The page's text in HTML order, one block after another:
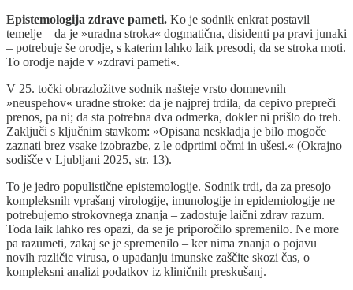
Epistemologija zdrave pameti. Ko je sodnik enkrat postavil
temelje – da je »uradna stroka« dogmatična, disidenti pa pravi junaki
– potrebuje še orodje, s katerim lahko laik presodi, da se stroka moti.
To orodje najde v »zdravi pameti«.
V 25. točki obrazložitve sodnik našteje vrsto domnevnih
»neuspehov« uradne stroke: da je najprej trdila, da cepivo prepreči
prenos, pa ni; da sta potrebna dva odmerka, dokler ni prišlo do treh.
Zaključi s ključnim stavkom: »Opisana neskladja je bilo mogoče
zaznati brez vsake izobrazbe, z le odprtimi očmi in ušesi.« (Okrajno
sodišče v Ljubljani 2025, str. 13).
To je jedro populistične epistemologije. Sodnik trdi, da za presojo
kompleksnih vprašanj virologije, imunologije in epidemiologije ne
potrebujemo strokovnega znanja – zadostuje laični zdrav razum.
Toda laik lahko res opazi, da se je priporočilo spremenilo. Ne more
pa razumeti, zakaj se je spremenilo – ker nima znanja o pojavu
novih različic virusa, o upadanju imunske zaščite skozi čas, o
kompleksni analizi podatkov iz kliničnih preskušanj.